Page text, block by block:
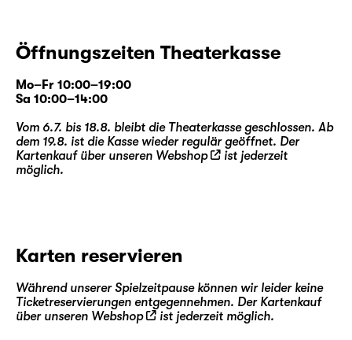
Öffnungszeiten Theaterkasse
Mo–Fr 10:00–19:00
Sa 10:00–14:00
Vom 6.7. bis 18.8. bleibt die Theaterkasse geschlossen. Ab
dem 19.8. ist die Kasse wieder regulär geöffnet. Der
Kartenkauf über unseren Webshop
ist jederzeit
möglich.
Karten reservieren
Während unserer Spielzeitpause können wir leider keine
Ticketreservierungen entgegennehmen. Der Kartenkauf
über unseren Webshop ist jederzeit möglich.